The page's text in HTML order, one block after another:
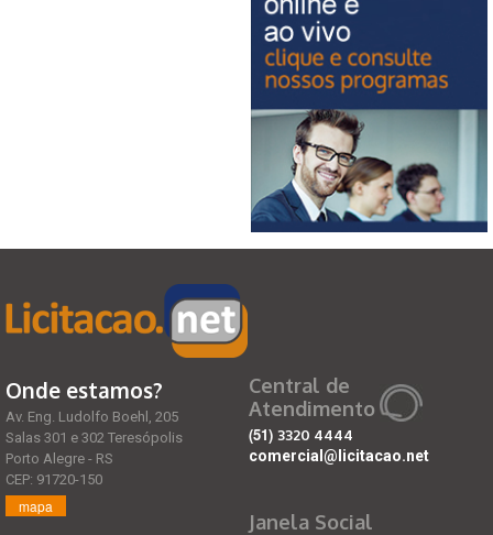
Onde estamos?
Av. Eng. Ludolfo Boehl, 205
Salas 301 e 302 Teresópolis
Porto Alegre - RS
CEP: 91720-150
mapa
Central de
Atendimento
(51) 3320 4444
comercial@licitacao.net
Janela Social